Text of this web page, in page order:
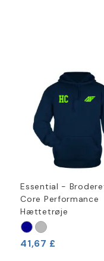
Essential -
Core Performance
Hættetrøje
41,67 £